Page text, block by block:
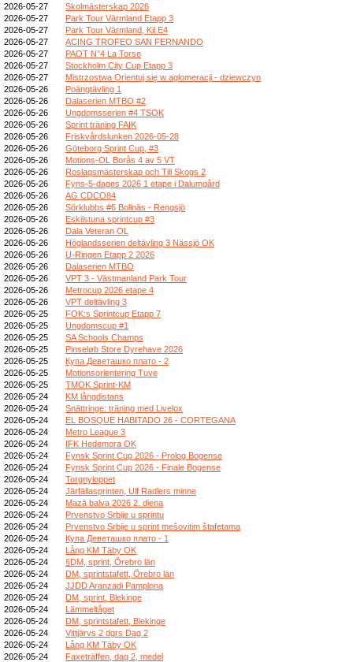
2026-05-27
Skolmästerskap 2026
2026-05-27
Park Tour Värmland Etapp 3
2026-05-27
Park Tour Värmland, Kil E4
2026-05-27
ACING TROFEO SAN FERNANDO
2026-05-27
PAOT N°4 La Torse
2026-05-27
Stockholm City Cup Etapp 3
2026-05-27
Mistrzostwa Orientuj się w aglomeracji - dziewczyn
2026-05-26
Poängtävling 1
2026-05-26
Dalaserien MTBO #2
2026-05-26
Ungdomsserien #4 TSOK
2026-05-26
Sprint träning FAIK
2026-05-26
Friskvårdslunken 2026-05-28
2026-05-26
Göteborg Sprint Cup, #3
2026-05-26
Motions-OL Borås 4 av 5 VT
2026-05-26
Roslagsmästerskap och Till Skogs 2
2026-05-26
Fyns-5-dages 2026 1 etape i Dalumgård
2026-05-26
AG CDCO84
2026-05-26
Sörklubbs #6 Bollnäs - Rengsjö
2026-05-26
Eskilstuna sprintcup #3
2026-05-26
Dala Veteran OL
2026-05-26
Höglandsserien deltävling 3 Nässjö OK
2026-05-26
U-Ringen Etapp 2 2026
2026-05-26
Dalaserien MTBO
2026-05-26
VPT 3 - Västmanland Park Tour
2026-05-26
Metrocup 2026 etape 4
2026-05-26
VPT deltävling 3
2026-05-25
FOK:s Sprintcup Etapp 7
2026-05-25
Ungdomscup #1
2026-05-25
SA Schools Champs
2026-05-25
Pinseløb Store Dyrehave 2026
2026-05-25
Купа Деветашко плато - 2
2026-05-25
Motionsorientering Tuve
2026-05-25
TMOK Sprint-KM
2026-05-24
KM långdistans
2026-05-24
Snättringe: träning med Livelox
2026-05-24
EL BOSQUE HABITADO 26 - CORTEGANA
2026-05-24
Metro League 3
2026-05-24
IFK Hedemora OK
2026-05-24
Fynsk Sprint Cup 2026 - Prolog Bogense
2026-05-24
Fynsk Sprint Cup 2026 - Finale Bogense
2026-05-24
Torgnyloppet
2026-05-24
Järfällasprinten, Ulf Radlers minne
2026-05-24
Mazā balva 2026 2. diena
2026-05-24
Prvenstvo Srbije u sprintu
2026-05-24
Prvenstvo Srbije u sprint mešovitim štafetama
2026-05-24
Купа Деветашко плато - 1
2026-05-24
Lång KM Täby OK
2026-05-24
§DM, sprint, Örebro län
2026-05-24
DM, sprintstafett, Örebro län
2026-05-24
JJDD Aranzadi Pamplona
2026-05-24
DM, sprint, Blekinge
2026-05-24
Lämmeltåget
2026-05-24
DM, sprintstafett, Blekinge
2026-05-24
Vittjärvs 2 dgrs Dag 2
2026-05-24
Lång KM Täby OK
2026-05-24
Faxeträffen, dag 2, medel